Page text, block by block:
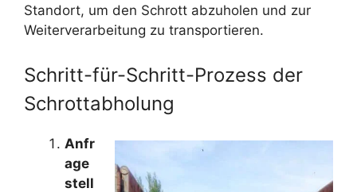
Standort, um den Schrott abzuholen und zur
Weiterverarbeitung zu transportieren.
Schritt-für-Schritt-Prozess der
Schrottabholung
Anfr
age
stell